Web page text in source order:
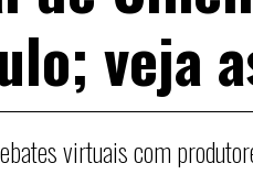
veja
virtuais com